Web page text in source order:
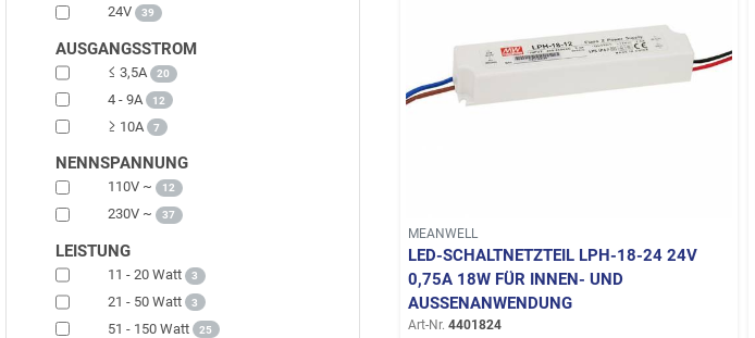
MEANWELL
LED-SCHALTNETZTEIL LPH-18-24 24V
0,75A 18W FÜR INNEN- UND
AUSSENANWENDUNG
Art-Nr. 4401824
24V 39
AUSGANGSSTROM
≤ 3,5A 20
4 - 9A 12
≥ 10A 7
NENNSPANNUNG
110V ~ 12
230V ~ 37
LEISTUNG
11 - 20 Watt 3
21 - 50 Watt 3
51 - 150 Watt 25